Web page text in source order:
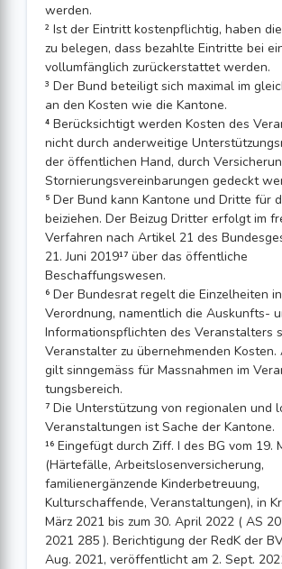
werden.
² Ist der Eintritt kostenpflichtig, haben
zu belegen, dass bezahl­te Eintritte bei
vollumfänglich zurückerstattet wer­den.
³ Der Bund beteiligt sich maximal im
an den Kosten wie die Kantone.
⁴ Berücksichtigt werden Kosten des
nicht durch anderwei­tige
der öffentlichen Hand, durch
Stornierungsver­einbarungen gedeckt
⁵ Der Bund kann Kan­tone und Dritte für
beiziehen. Der Beizug Dritter erfolgt im
Ver­fahren nach Artikel 21 des
21. Juni 2019¹⁷ über das öffentliche
Beschaffungswesen.
⁶ Der Bundesrat regelt die Einzelheiten
Verordnung, nament­lich die Auskunfts-
Informationspflichten des Veranstalters
Veran­stalter zu überneh­menden Kosten.
gilt sinngemäss für Mass­nahmen im
tungsbereich.
⁷ Die Unterstützung von regionalen und
Veranstaltungen ist Sache der Kantone.
¹⁶ Eingefügt durch Ziff. I des BG vom 19.
(Härtefälle, Arbeitslosenversicherung,
familienergänzende Kinderbetreuung,
Kulturschaffende, Veranstaltungen), in
März 2021 bis zum 30. April 2022 ( AS
2021 285 ). Berichtigung der RedK der
Aug. 2021, veröffentlicht am 2. Sept.